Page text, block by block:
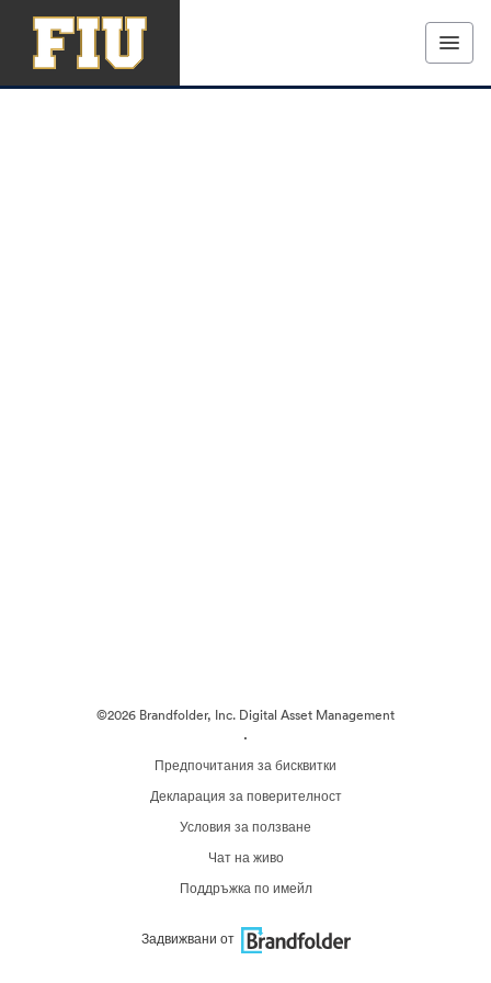
©2026 Brandfolder, Inc. Digital Asset Management
·
Предпочитания за бисквитки
Декларация за поверителност
Условия за ползване
Чат на живо
Поддръжка по имейл
Задвижвани от